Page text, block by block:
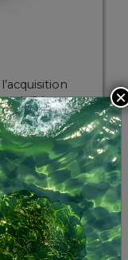
(24
dans une
par un
DE SURFACE
×